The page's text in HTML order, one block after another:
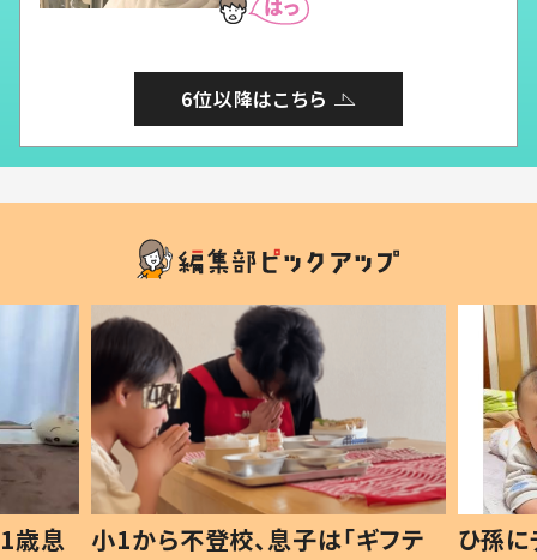
6位以降はこちら
歳息
小1から不登校、息子は「ギフテ
ひ孫